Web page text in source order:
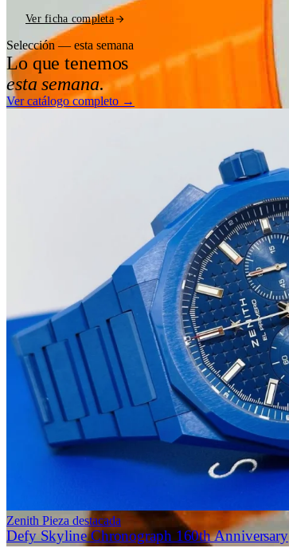
Ver ficha completa
Selección — esta semana
Lo que tenemos
esta semana.
Ver catálogo completo →
Zenith Pieza destacada
Defy Skyline Chronograph 160th Anniversary